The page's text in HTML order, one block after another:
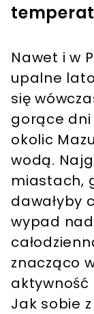
Nawet i w
upalne
się
gorące dni
okolic
wodą.
miastach,
dawałyby
wypad
znacząco
aktywność
Jak sobie